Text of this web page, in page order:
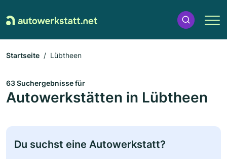
Startseite Lübtheen
63 Suchergebnisse für
Autowerkstätten in Lübtheen
Du suchst eine Autowerkstatt?